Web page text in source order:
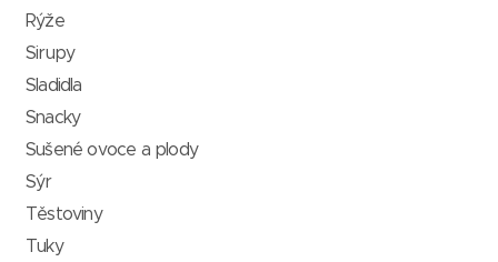
Rýže
Sirupy
Sladidla
Snacky
Sušené ovoce a plody
Sýr
Těstoviny
Tuky